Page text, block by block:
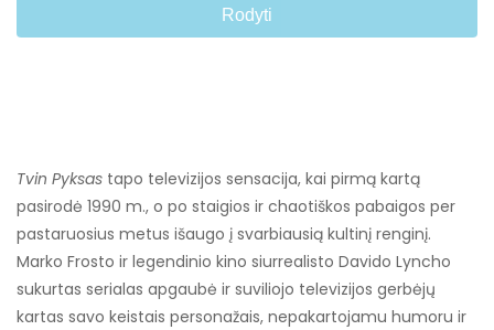
Rodyti
Tvin Pyksas tapo televizijos sensacija, kai pirmą kartą
pasirodė 1990 m., o po staigios ir chaotiškos pabaigos per
pastaruosius metus išaugo į svarbiausią kultinį renginį.
Marko Frosto ir legendinio kino siurrealisto Davido Lyncho
sukurtas serialas apgaubė ir suviliojo televizijos gerbėjų
kartas savo keistais personažais, nepakartojamu humoru ir